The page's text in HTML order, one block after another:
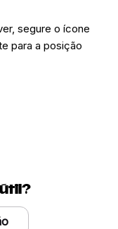
segure o ícone
para a posição